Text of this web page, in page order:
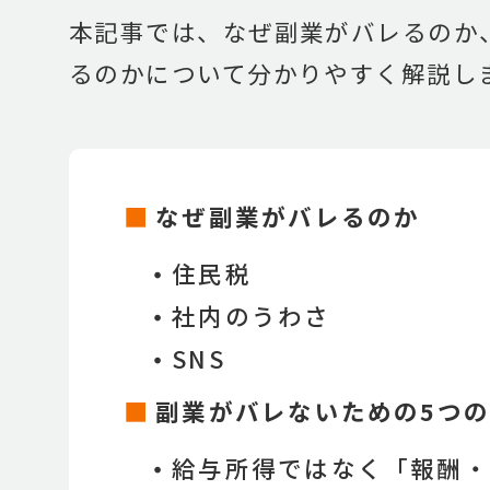
本記事では、なぜ副業がバレるの
るのかについて分かりやすく解説し
なぜ副業がバレるのか
・ 住民税
・社内のうわさ
・ SNS
副業がバレないための5つ
・給与所得ではなく「報酬